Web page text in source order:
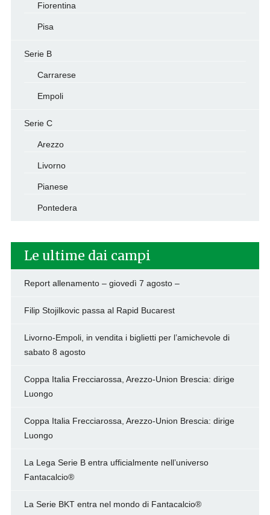
Fiorentina
Pisa
Serie B
Carrarese
Empoli
Serie C
Arezzo
Livorno
Pianese
Pontedera
Le ultime dai campi
Report allenamento – giovedì 7 agosto –
Filip Stojilkovic passa al Rapid Bucarest
Livorno-Empoli, in vendita i biglietti per l’amichevole di
sabato 8 agosto
Coppa Italia Frecciarossa, Arezzo-Union Brescia: dirige
Luongo
Coppa Italia Frecciarossa, Arezzo-Union Brescia: dirige
Luongo
La Lega Serie B entra ufficialmente nell’universo
Fantacalcio®
La Serie BKT entra nel mondo di Fantacalcio®